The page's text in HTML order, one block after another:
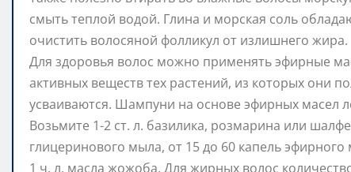
смыть теплой водой. Глина и морская соль
очистить волосяной фолликул от излишнего жира.
Для здоровья волос можно применять эфирные
активных веществ тех растений, из которых они
усваиваются. Шампуни на основе эфирных масел
Возьмите 1-2 ст. л. базилика, розмарина или
глицеринового мыла, от 15 до 60 капель
1 ч. л. масла жожоба. Для жирных волос